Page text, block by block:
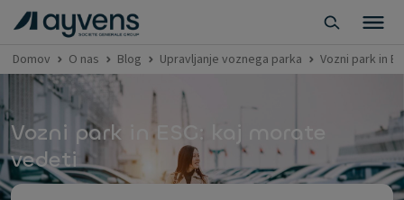
Domov O nas Blog Upravljanje voznega parka Vozni park in
Vozni park in ESG: kaj morate
vedeti